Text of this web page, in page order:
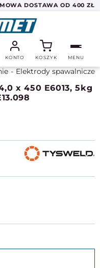
DOSTAWA OD 400 ZŁ
KONTO KOSZYK MENU
Elektrody spawalnicze
x 450 E6013, 5kg